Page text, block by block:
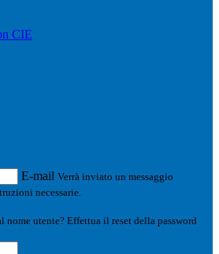
CIE
E-mail Verrà inviato un messaggio
necessarie.
nome utente? Effettua il reset della password